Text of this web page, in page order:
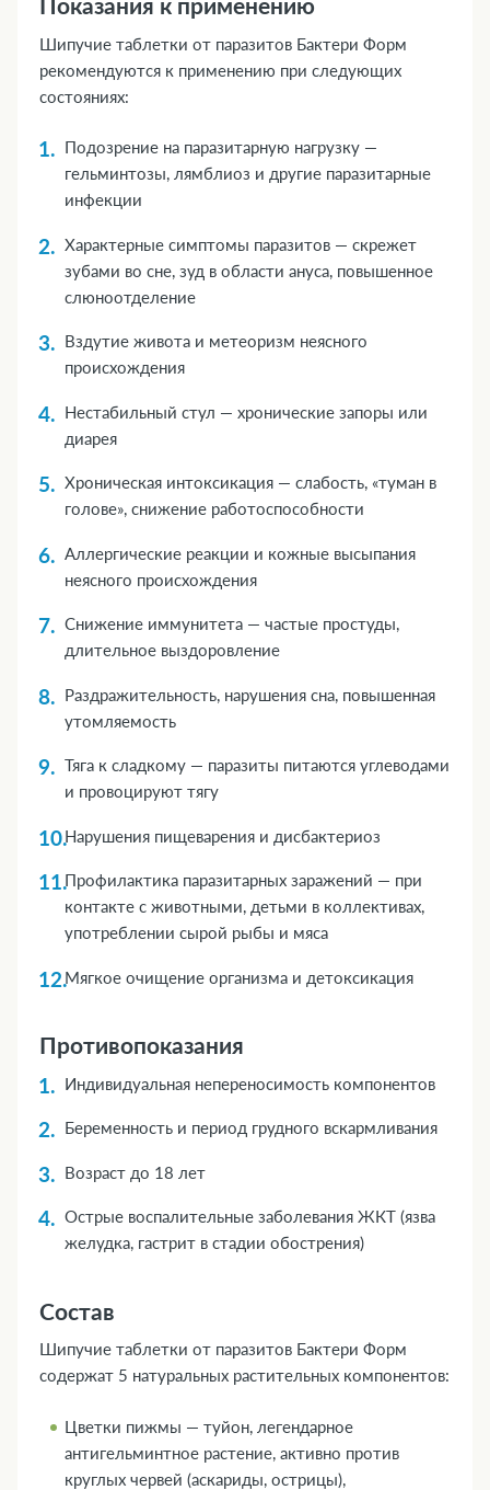
Шипучие таблетки от паразитов Бактери Форм
рекомендуются к применению при следующих
состояниях:
Подозрение на паразитарную нагрузку —
гельминтозы, лямблиоз и другие паразитарные
инфекции
Характерные симптомы паразитов — скрежет
зубами во сне, зуд в области ануса, повышенное
слюноотделение
Вздутие живота и метеоризм неясного
происхождения
Нестабильный стул — хронические запоры или
диарея
Хроническая интоксикация — слабость, «туман в
голове», снижение работоспособности
Аллергические реакции и кожные высыпания
неясного происхождения
Снижение иммунитета — частые простуды,
длительное выздоровление
Раздражительность, нарушения сна, повышенная
утомляемость
Тяга к сладкому — паразиты питаются углеводами
и провоцируют тягу
Нарушения пищеварения и дисбактериоз
Профилактика паразитарных заражений — при
контакте с животными, детьми в коллективах,
употреблении сырой рыбы и мяса
Мягкое очищение организма и детоксикация
Противопоказания
Индивидуальная непереносимость компонентов
Беременность и период грудного вскармливания
Возраст до 18 лет
Острые воспалительные заболевания ЖКТ (язва
желудка, гастрит в стадии обострения)
Состав
Шипучие таблетки от паразитов Бактери Форм
содержат 5 натуральных растительных компонентов:
Цветки пижмы — туйон, легендарное
антигельминтное растение, активно против
круглых червей (аскариды, острицы),